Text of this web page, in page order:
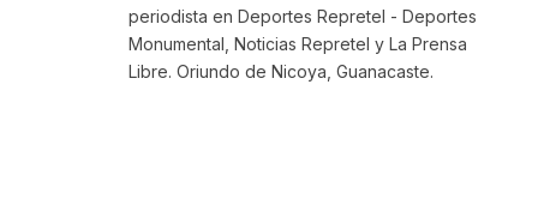
periodista en Deportes Repretel - Deportes
Monumental, Noticias Repretel y La Prensa
Libre. Oriundo de Nicoya, Guanacaste.